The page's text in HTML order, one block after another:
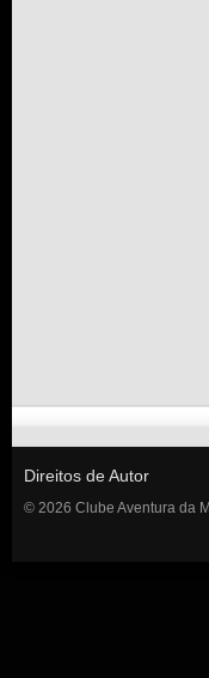
Direitos de Autor
© 2026 Clube Aventura da